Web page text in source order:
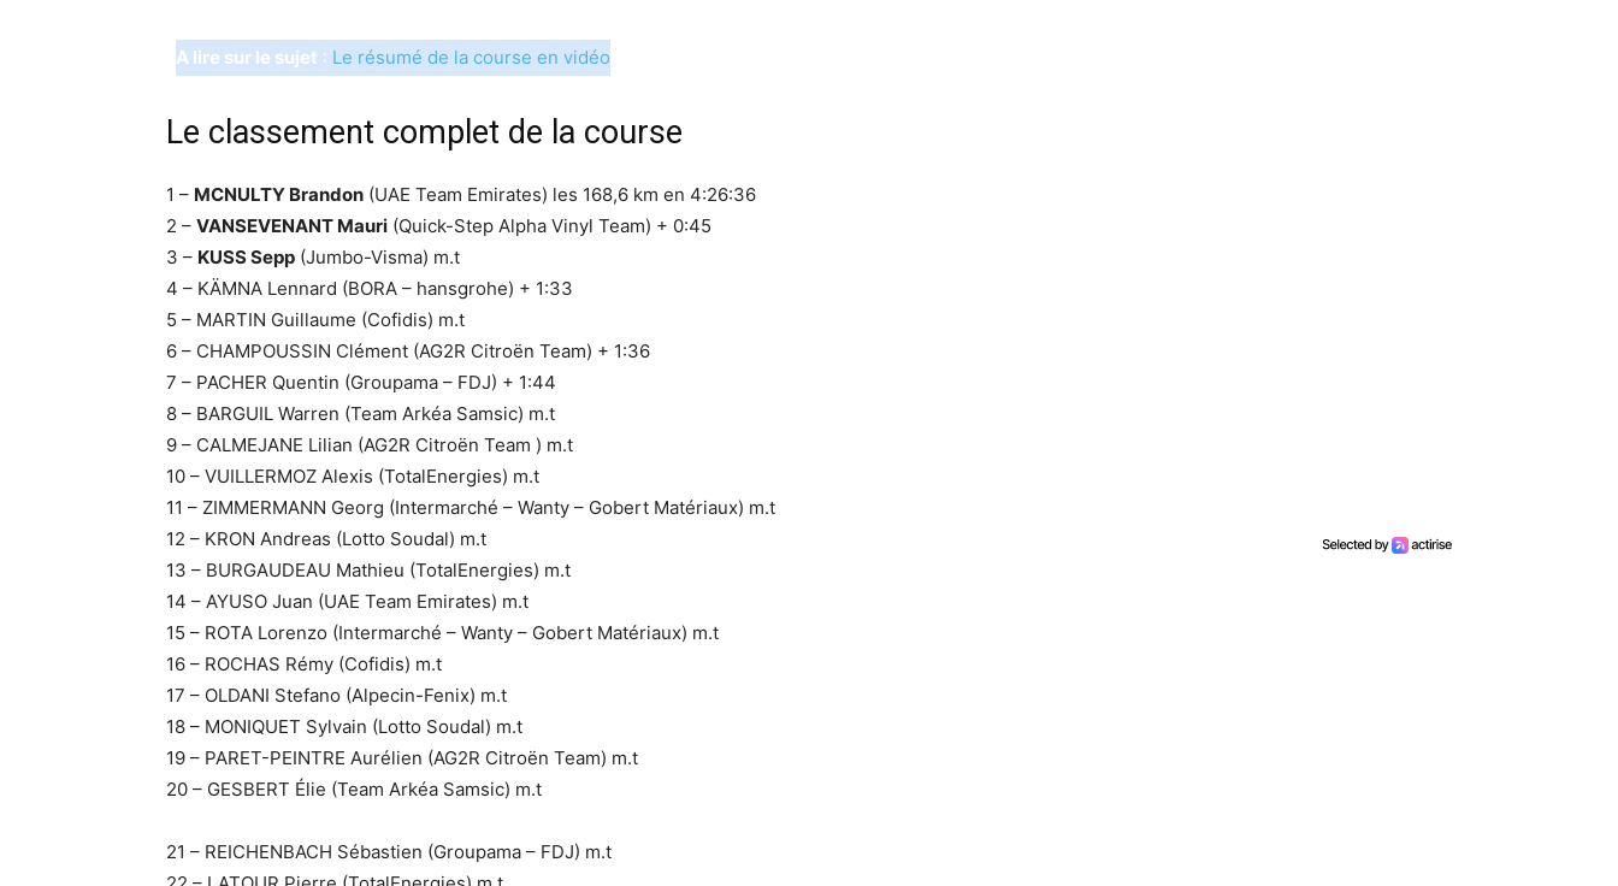
A lire sur le sujet : Le résumé de la course en vidéo
Le classement complet de la course
1 – MCNULTY Brandon (UAE Team Emirates) les 168,6 km en 4:26:36
2 – VANSEVENANT Mauri (Quick-Step Alpha Vinyl Team) + 0:45
3 – KUSS Sepp (Jumbo-Visma) m.t
4 – KÄMNA Lennard (BORA – hansgrohe) + 1:33
5 – MARTIN Guillaume (Cofidis) m.t
6 – CHAMPOUSSIN Clément (AG2R Citroën Team) + 1:36
7 – PACHER Quentin (Groupama – FDJ) + 1:44
8 – BARGUIL Warren (Team Arkéa Samsic) m.t
9 – CALMEJANE Lilian (AG2R Citroën Team ) m.t
10 – VUILLERMOZ Alexis (TotalEnergies) m.t
11 – ZIMMERMANN Georg (Intermarché – Wanty – Gobert Matériaux) m.t
12 – KRON Andreas (Lotto Soudal) m.t
13 – BURGAUDEAU Mathieu (TotalEnergies) m.t
14 – AYUSO Juan (UAE Team Emirates) m.t
15 – ROTA Lorenzo (Intermarché – Wanty – Gobert Matériaux) m.t
16 – ROCHAS Rémy (Cofidis) m.t
17 – OLDANI Stefano (Alpecin-Fenix) m.t
18 – MONIQUET Sylvain (Lotto Soudal) m.t
19 – PARET-PEINTRE Aurélien (AG2R Citroën Team) m.t
20 – GESBERT Élie (Team Arkéa Samsic) m.t
21 – REICHENBACH Sébastien (Groupama – FDJ) m.t